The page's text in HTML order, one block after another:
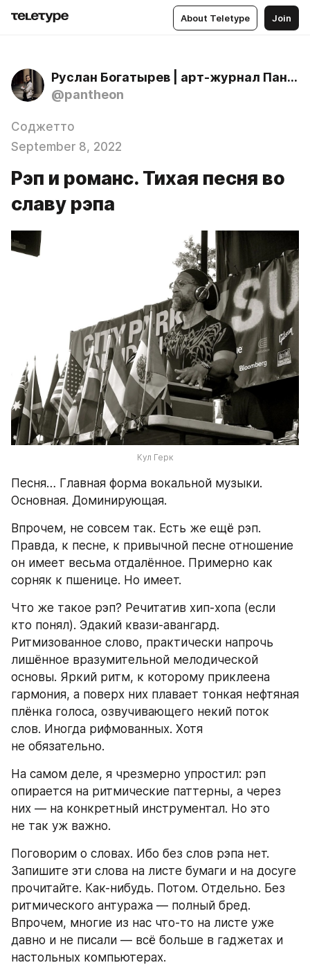
About Teletype Join
Руслан Богатырев | арт-журнал Пантеон, антология русской культуры
@pantheon
Соджетто
September 8, 2022
Рэп и романс. Тихая песня во
славу рэпа
Кул Герк
Песня… Главная форма вокальной музыки.
Основная. Доминирующая.
Впрочем, не совсем так. Есть же ещё рэп.
Правда, к песне, к привычной песне отношение
он имеет весьма отдалённое. Примерно как
сорняк к пшенице. Но имеет.
Что же такое рэп? Речитатив хип-хопа (если
кто понял). Эдакий квази-авангард.
Ритмизованное слово, практически напрочь
лишённое вразумительной мелодической
основы. Яркий ритм, к которому приклеена
гармония, а поверх них плавает тонкая нефтяная
плёнка голоса, озвучивающего некий поток
слов. Иногда рифмованных. Хотя
не обязательно.
На самом деле, я чрезмерно упростил: рэп
опирается на ритмические паттерны, а через
них — на конкретный инструментал. Но это
не так уж важно.
Поговорим о словах. Ибо без слов рэпа нет.
Запишите эти слова на листе бумаги и на досуге
прочитайте. Как-нибудь. Потом. Отдельно. Без
ритмического антуража — полный бред.
Впрочем, многие из нас что-то на листе уже
давно и не писали — всё больше в гаджетах и
настольных компьютерах.